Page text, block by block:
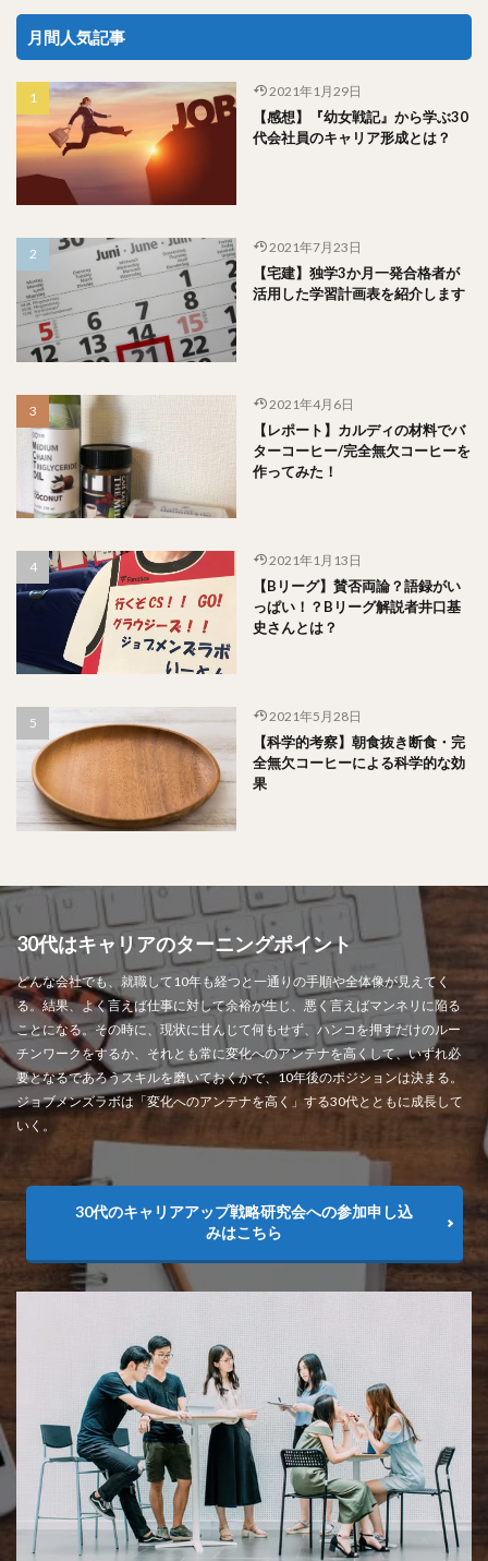
月間人気記事
2021年1月29日
【感想】『幼女戦記』から学ぶ30
代会社員のキャリア形成とは？
2021年7月23日
【宅建】独学3か月一発合格者が
活用した学習計画表を紹介します
2021年4月6日
【レポート】カルディの材料でバ
ターコーヒー/完全無欠コーヒーを
作ってみた！
2021年1月13日
【Bリーグ】賛否両論？語録がい
っぱい！？Bリーグ解説者井口基
史さんとは？
2021年5月28日
【科学的考察】朝食抜き断食・完
全無欠コーヒーによる科学的な効
果
30代はキャリアのターニングポイント
どんな会社でも、就職して10年も経つと一通りの手順や全体像が見えてく
る。結果、よく言えば仕事に対して余裕が生じ、悪く言えばマンネリに陥る
ことになる。その時に、現状に甘んじて何もせず、ハンコを押すだけのルー
チンワークをするか、それとも常に変化へのアンテナを高くして、いずれ必
要となるであろうスキルを磨いておくかで、10年後のポジションは決まる。
ジョブメンズラボは「変化へのアンテナを高く」する30代とともに成長して
いく。
30代のキャリアアップ戦略研究会への参加申し込
みはこちら